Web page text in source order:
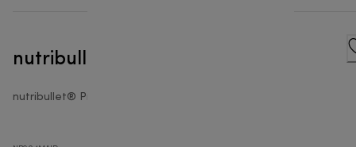
nutribullet® Pro 900W - Mixer
nutribullet® Pro 900